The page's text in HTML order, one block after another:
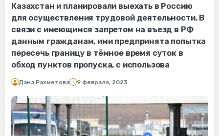
Казахстан и планировали выехать в Россию
для осуществления трудовой деятельности. В
связи с имеющимся запретом на въезд в РФ
данным гражданам, ими предпринята попытка
пересечь границу в тёмное время суток в
обход пунктов пропуска, с использова
Дана Рахметова 9 февраля, 2023